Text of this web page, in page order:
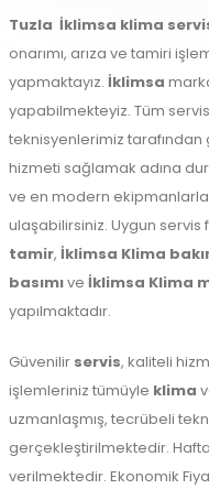
Tuzla İklimsa klima
onarımı, arıza ve tamiri
yapmaktayız. İklimsa
yapabilmekteyiz. Tüm
teknisyenlerimiz
hizmeti sağlamak adına
ve en modern ekipmanlarla
ulaşabilirsiniz. Uygun servis
tamir, İklimsa Klima
basımıve İklimsa Klima
yapılmaktadır.
Güvenilir servis, kaliteli
işlemleriniz tümüyle klima
uzmanlaşmış, tecrübeli
gerçekleştirilmektedir.
verilmektedir. Ekonomik